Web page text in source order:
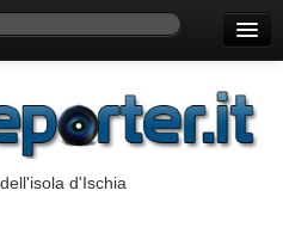
d'Ischia